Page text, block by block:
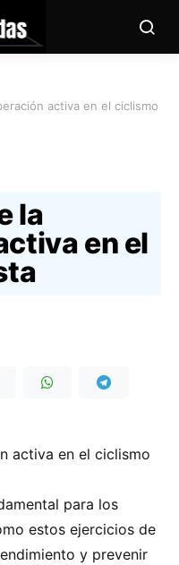
activa en el ciclismo
la
en el
activa en el ciclismo
para los
estos ejercicios de
y prevenir